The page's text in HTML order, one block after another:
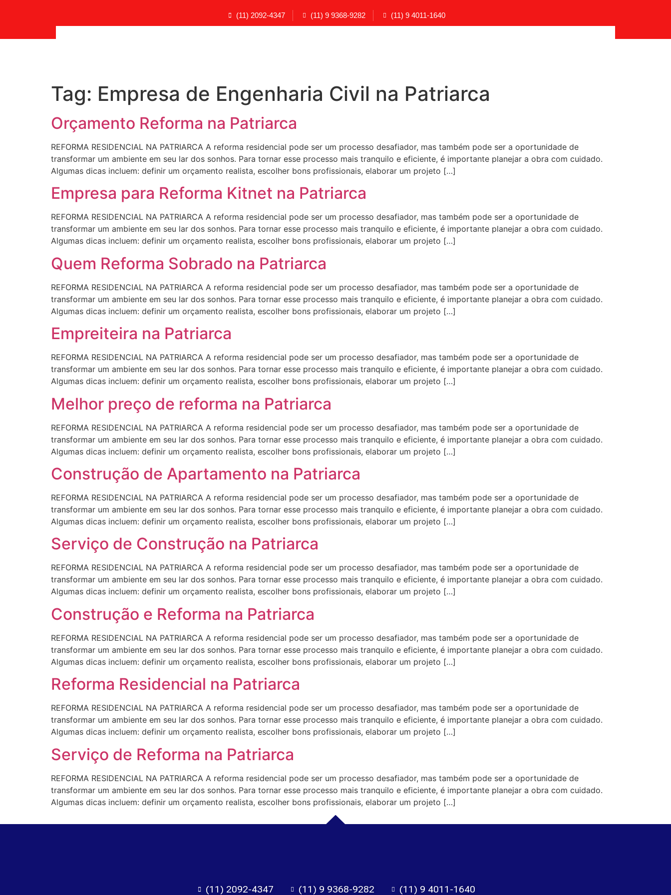
(11) 2092-4347 (11) 9 9368-9282 (11) 9 4011-1640
Tag: Empresa de Engenharia Civil na Patriarca
Orçamento Reforma na Patriarca
REFORMA RESIDENCIAL NA PATRIARCA A reforma residencial pode ser um processo desafiador, mas também pode ser a oportunidade de
transformar um ambiente em seu lar dos sonhos. Para tornar esse processo mais tranquilo e eficiente, é importante planejar a obra com cuidado.
Algumas dicas incluem: definir um orçamento realista, escolher bons profissionais, elaborar um projeto […]
Empresa para Reforma Kitnet na Patriarca
REFORMA RESIDENCIAL NA PATRIARCA A reforma residencial pode ser um processo desafiador, mas também pode ser a oportunidade de
transformar um ambiente em seu lar dos sonhos. Para tornar esse processo mais tranquilo e eficiente, é importante planejar a obra com cuidado.
Algumas dicas incluem: definir um orçamento realista, escolher bons profissionais, elaborar um projeto […]
Quem Reforma Sobrado na Patriarca
REFORMA RESIDENCIAL NA PATRIARCA A reforma residencial pode ser um processo desafiador, mas também pode ser a oportunidade de
transformar um ambiente em seu lar dos sonhos. Para tornar esse processo mais tranquilo e eficiente, é importante planejar a obra com cuidado.
Algumas dicas incluem: definir um orçamento realista, escolher bons profissionais, elaborar um projeto […]
Empreiteira na Patriarca
REFORMA RESIDENCIAL NA PATRIARCA A reforma residencial pode ser um processo desafiador, mas também pode ser a oportunidade de
transformar um ambiente em seu lar dos sonhos. Para tornar esse processo mais tranquilo e eficiente, é importante planejar a obra com cuidado.
Algumas dicas incluem: definir um orçamento realista, escolher bons profissionais, elaborar um projeto […]
Melhor preço de reforma na Patriarca
REFORMA RESIDENCIAL NA PATRIARCA A reforma residencial pode ser um processo desafiador, mas também pode ser a oportunidade de
transformar um ambiente em seu lar dos sonhos. Para tornar esse processo mais tranquilo e eficiente, é importante planejar a obra com cuidado.
Algumas dicas incluem: definir um orçamento realista, escolher bons profissionais, elaborar um projeto […]
Construção de Apartamento na Patriarca
REFORMA RESIDENCIAL NA PATRIARCA A reforma residencial pode ser um processo desafiador, mas também pode ser a oportunidade de
transformar um ambiente em seu lar dos sonhos. Para tornar esse processo mais tranquilo e eficiente, é importante planejar a obra com cuidado.
Algumas dicas incluem: definir um orçamento realista, escolher bons profissionais, elaborar um projeto […]
Serviço de Construção na Patriarca
REFORMA RESIDENCIAL NA PATRIARCA A reforma residencial pode ser um processo desafiador, mas também pode ser a oportunidade de
transformar um ambiente em seu lar dos sonhos. Para tornar esse processo mais tranquilo e eficiente, é importante planejar a obra com cuidado.
Algumas dicas incluem: definir um orçamento realista, escolher bons profissionais, elaborar um projeto […]
Construção e Reforma na Patriarca
REFORMA RESIDENCIAL NA PATRIARCA A reforma residencial pode ser um processo desafiador, mas também pode ser a oportunidade de
transformar um ambiente em seu lar dos sonhos. Para tornar esse processo mais tranquilo e eficiente, é importante planejar a obra com cuidado.
Algumas dicas incluem: definir um orçamento realista, escolher bons profissionais, elaborar um projeto […]
Reforma Residencial na Patriarca
REFORMA RESIDENCIAL NA PATRIARCA A reforma residencial pode ser um processo desafiador, mas também pode ser a oportunidade de
transformar um ambiente em seu lar dos sonhos. Para tornar esse processo mais tranquilo e eficiente, é importante planejar a obra com cuidado.
Algumas dicas incluem: definir um orçamento realista, escolher bons profissionais, elaborar um projeto […]
Serviço de Reforma na Patriarca
REFORMA RESIDENCIAL NA PATRIARCA A reforma residencial pode ser um processo desafiador, mas também pode ser a oportunidade de
transformar um ambiente em seu lar dos sonhos. Para tornar esse processo mais tranquilo e eficiente, é importante planejar a obra com cuidado.
Algumas dicas incluem: definir um orçamento realista, escolher bons profissionais, elaborar um projeto […]
(11) 2092-4347 (11) 9 9368-9282 (11) 9 4011-1640